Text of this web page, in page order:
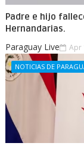
Padre e hijo
Hernandarias.
Paraguay Live Apr
NOTICIAS DE